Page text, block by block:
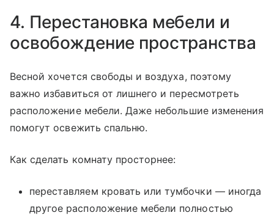
4. Перестановка мебели и
освобождение пространства
Весной хочется свободы и воздуха, поэтому
важно избавиться от лишнего и пересмотреть
расположение мебели. Даже небольшие изменения
помогут освежить спальню.
Как сделать комнату просторнее:
переставляем кровать или тумбочки — иногда
другое расположение мебели полностью